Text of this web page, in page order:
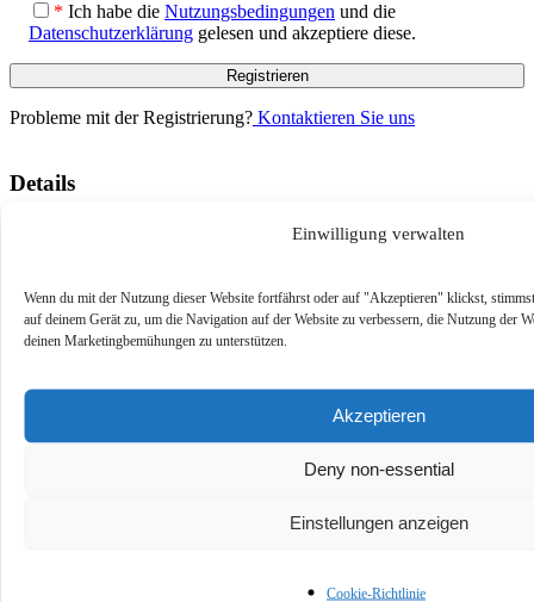
Einwilligung verwalten
Wenn du mit der Nutzung dieser Website fortfährst oder auf "Akzeptieren" klickst,
auf deinem Gerät zu, um die Navigation auf der Website zu verbessern, die Nutzung der
deinen Marketingbemühungen zu unterstützen.
Akzeptieren
Deny non-essential
Einstellungen anzeigen
Cookie-Richtlinie
* Ich habe die Nutzungsbedingungen und die
Datenschutzerklärung gelesen und akzeptiere diese.
Probleme mit der Registrierung? Kontaktieren Sie uns
Details